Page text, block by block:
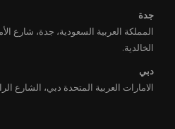
جدة
المملكة العربية السعودية، جدة، شارع
الخالدية.
دبي
الامارات العربية المتحدة دبي، الشارع